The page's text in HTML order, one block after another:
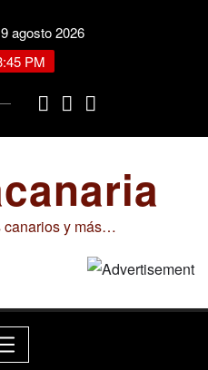
agosto 2026
PM
canarios y más…